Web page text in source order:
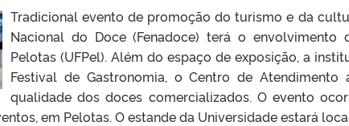
Tradicional evento de promoção do turismo e da
Nacional do Doce (Fenadoce) terá o envolvimento
Pelotas (UFPel). Além do espaço de exposição, a
Festival de Gastronomia, o Centro de
qualidade dos doces comercializados. O evento
em Pelotas. O estande da Universidade estará